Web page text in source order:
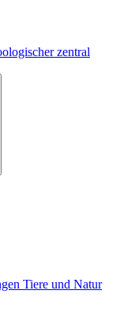
zentral
Tiere und Natur